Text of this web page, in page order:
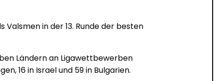
in der 13. Runde der besten
Ländern an Ligawettbewerben
16 in Israel und 59 in Bulgarien.